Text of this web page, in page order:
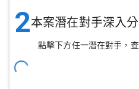
2本案潛在對手深入
點擊下方任一潛在對手，